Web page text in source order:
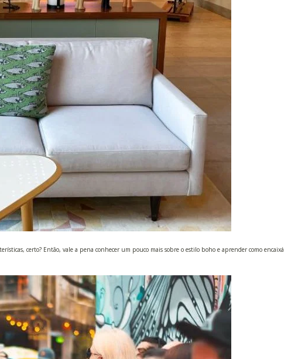
certo? Então, vale a pena conhecer um pouco mais sobre o estilo boho e aprender como encaixá